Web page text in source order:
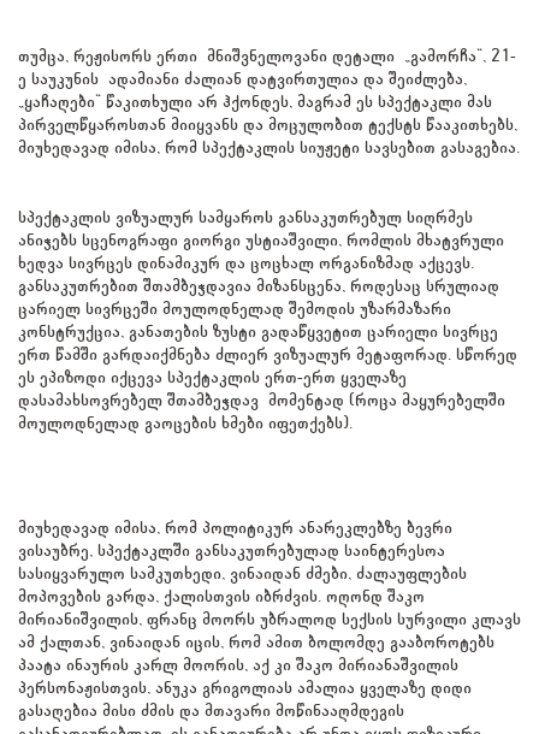
თუმცა, რეჟისორს ერთი მნიშვნელოვანი დეტალი „გამორჩა“, 21-
ე საუკუნის ადამიანი ძალიან დატვირთულია და შეიძლება,
„ყაჩაღები“ წაკითხული არ ჰქონდეს, მაგრამ ეს სპექტაკლი მას
პირველწყაროსთან მიიყვანს და მოცულობით ტექსტს წააკითხებს,
მიუხედავად იმისა, რომ სპექტაკლის სიუჟეტი სავსებით გასაგებია.
სპექტაკლის ვიზუალურ სამყაროს განსაკუთრებულ სიღრმეს
ანიჭებს სცენოგრაფი გიორგი უსტიაშვილი, რომლის მხატვრული
ხედვა სივრცეს დინამიკურ და ცოცხალ ორგანიზმად აქცევს.
განსაკუთრებით შთამბეჭდავია მიზანსცენა, როდესაც სრულიად
ცარიელ სივრცეში მოულოდნელად შემოდის უზარმაზარი
კონსტრუქცია, განათების ზუსტი გადაწყვეტით ცარიელი სივრცე
ერთ წამში გარდაიქმნება ძლიერ ვიზუალურ მეტაფორად. სწორედ
ეს ეპიზოდი იქცევა სპექტაკლის ერთ-ერთ ყველაზე
დასამახსოვრებელ შთამბეჭდავ მომენტად (როცა მაყურებელში
მოულოდნელად გაოცების ხმები იფეთქებს).
მიუხედავად იმისა, რომ პოლიტიკურ ანარეკლებზე ბევრი
ვისაუბრე, სპექტაკლში განსაკუთრებულად საინტერესოა
სასიყვარულო სამკუთხედი, ვინაიდან ძმები, ძალაუფლების
მოპოვების გარდა, ქალისთვის იბრძვის. ოღონდ შაკო
მირიანიშვილის, ფრანც მოორს უბრალოდ სექსის სურვილი კლავს
ამ ქალთან, ვინაიდან იცის, რომ ამით ბოლომდე გააბოროტებს
პაატა ინაურის კარლ მოორის, აქ კი შაკო მირიანაშვილის
პერსონაჟისთვის, ანუკა გრიგოლიას ამალია ყველაზე დიდი
გასაღებია მისი ძმის და მთავარი მოწინააღმდეგის